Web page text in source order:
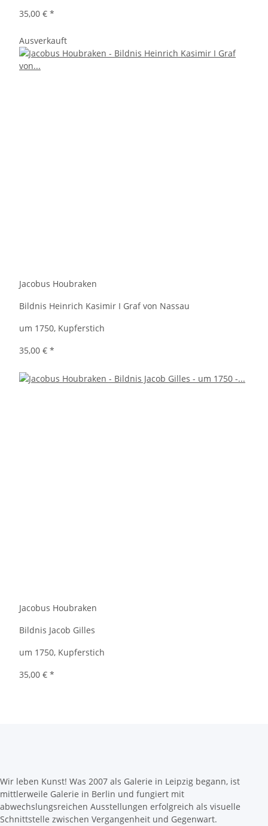
35,00 € *
Ausverkauft
Jacobus Houbraken
Bildnis Heinrich Kasimir I Graf von Nassau
um 1750, Kupferstich
35,00 € *
Jacobus Houbraken
Bildnis Jacob Gilles
um 1750, Kupferstich
35,00 € *
Wir leben Kunst! Was 2007 als Galerie in Leipzig begann, ist
mittlerweile Galerie in Berlin und fungiert mit
abwechslungsreichen Ausstellungen erfolgreich als visuelle
Schnittstelle zwischen Vergangenheit und Gegenwart.